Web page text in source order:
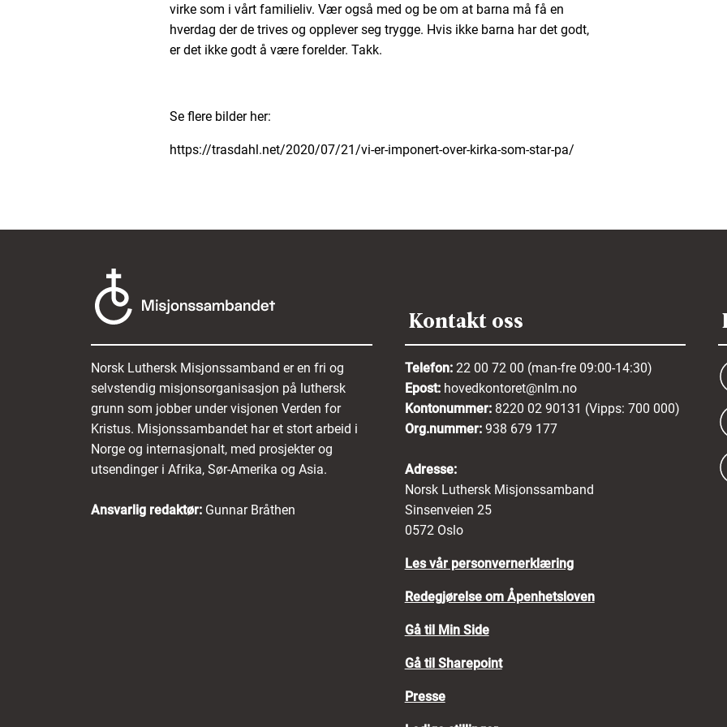
virke som i vårt familieliv. Vær også med og be om at barna må få en
hverdag der de trives og opplever seg trygge. Hvis ikke barna har det godt,
er det ikke godt å være forelder. Takk.
Se flere bilder her:
https://trasdahl.net/2020/07/21/vi-er-imponert-over-kirka-som-star-pa/
Norsk Luthersk Misjonssamband er en fri og
selvstendig misjonsorganisasjon på luthersk
grunn som jobber under visjonen Verden for
Kristus. Misjonssambandet har et stort arbeid i
Norge og internasjonalt, med prosjekter og
utsendinger i Afrika, Sør-Amerika og Asia.
Ansvarlig redaktør: Gunnar Bråthen
Kontakt oss
Telefon: 22 00 72 00 (man-fre 09:00-14:30)
Epost: hovedkontoret@nlm.no
Kontonummer: 8220 02 90131 (Vipps: 700 000)
Org.nummer: 938 679 177
Adresse:
Norsk Luthersk Misjonssamband
Sinsenveien 25
0572 Oslo
Les vår personvernerklæring
Redegjørelse om Åpenhetsloven
Gå til Min Side
Gå til Sharepoint
Presse